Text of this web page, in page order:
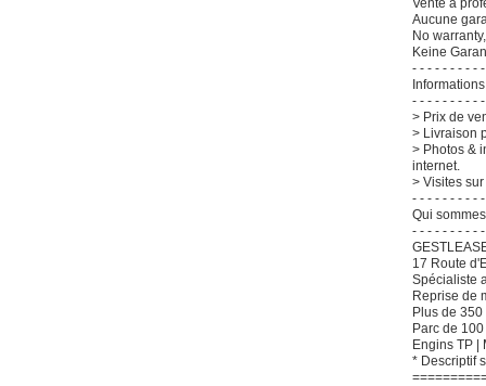
Vente à
Aucune
No
Keine
- - - - - - - - -
- - - - - - - - -
> Prix de
> Livraison
> Photos &
internet.
> Visites
- - - - - - - - -
Qui
- - - - - - - - -
17 Route
Spécialiste
Reprise de
Plus de
Parc de
Engins TP |
* Descriptif